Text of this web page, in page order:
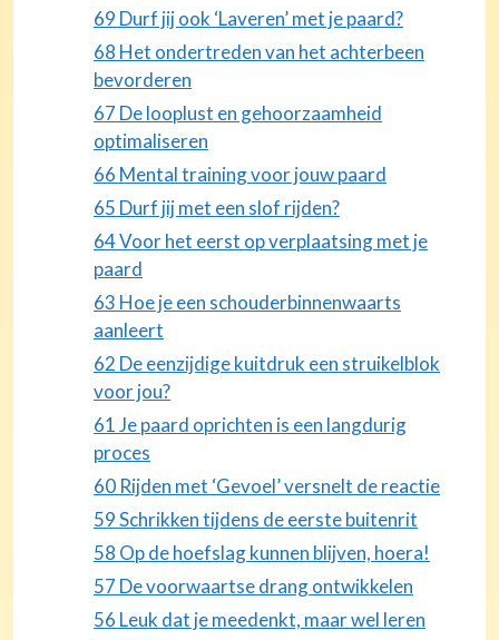
69 Durf jij ook ‘Laveren’ met je paard?
68 Het ondertreden van het achterbeen
bevorderen
67 De looplust en gehoorzaamheid
optimaliseren
66 Mental training voor jouw paard
65 Durf jij met een slof rijden?
64 Voor het eerst op verplaatsing met je
paard
63 Hoe je een schouderbinnenwaarts
aanleert
62 De eenzijdige kuitdruk een struikelblok
voor jou?
61 Je paard oprichten is een langdurig
proces
60 Rijden met ‘Gevoel’ versnelt de reactie
59 Schrikken tijdens de eerste buitenrit
58 Op de hoefslag kunnen blijven, hoera!
57 De voorwaartse drang ontwikkelen
56 Leuk dat je meedenkt, maar wel leren